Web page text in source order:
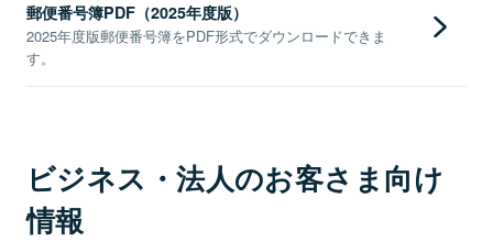
郵便番号簿PDF（2025年度版）
2025年度版郵便番号簿をPDF形式でダウンロードできま
す。
ビジネス・法人のお客さま向け
情報